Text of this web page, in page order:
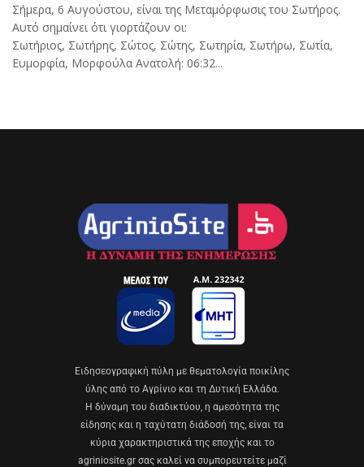
Σήμερα, 6 Αυγούστου, είναι της Μεταμόρφωσις του Σωτήρος.
Αυτό σημαίνει ότι γιορτάζουν οι:
Σωτήριος, Σωτήρης, Σώτος, Σώτης, Σωτηρία, Σωτήρω, Σωτία,
Ευμορφία, Μορφούλα Ανατολή: 06:32...
Eιδησεογραφική πύλη με θεματολογία ποικίλης
ύλης από το Αγρίνιο και τη Δυτική Ελλάδα.
Η δύναμη του διαδικτύου, η αμεσότητα της
είδησης και η ταχύτατη διάδοσή της, είναι τα
κύρια χαρακτηριστικά της εποχής και το
agriniosite.gr σας καλεί να συμπορευτείτε μαζί